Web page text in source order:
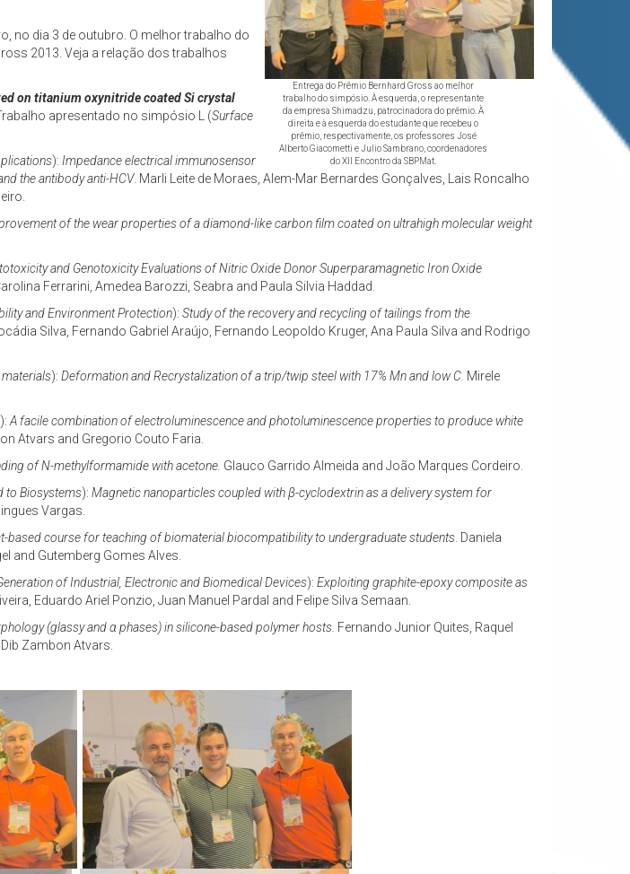
Entrega do Prêmio Bernhard Gross ao melhor
trabalho do simpósio. À esquerda, o representante
da empresa Shimadzu, patrocinadora do prêmio. À
direita e à esquerda do estudante que recebeu o
prêmio, respectivamente, os professores José
Alberto Giacometti e Julio Sambrano, coordenadores
do XII Encontro da SBPMat.
no dia 3 de outubro. O melhor trabalho do
2013. Veja a relação dos trabalhos
on titanium oxynitride coated Si crystal
Trabalho apresentado no simpósio L (Surface
): Impedance electrical immunosensor
the antibody anti-HCV. Marli Leite de Moraes, Alem-Mar Bernardes Gonçalves, Lais Roncalho
of the wear properties of a diamond-like carbon film coated on ultrahigh molecular weight
and Genotoxicity Evaluations of Nitric Oxide Donor Superparamagnetic Iron Oxide
Ferrarini, Amedea Barozzi, Seabra and Paula Silvia Haddad.
and Environment Protection): Study of the recovery and recycling of tailings from the
Silva, Fernando Gabriel Araújo, Fernando Leopoldo Kruger, Ana Paula Silva and Rodrigo
): Deformation and Recrystalization of a trip/twip steel with 17% Mn and low C. Mirele
): A facile combination of electroluminescence and photoluminescence properties to produce white
Atvars and Gregorio Couto Faria.
of N-methylformamide with acetone. Glauco Garrido Almeida and João Marques Cordeiro.
to Biosystems): Magnetic nanoparticles coupled withβ-cyclodextrin as a delivery system for
Vargas.
based course for teaching of biomaterial biocompatibility to undergraduate students . Daniela
and Gutemberg Gomes Alves.
of Industrial, Electronic and Biomedical Devices): Exploiting graphite-epoxy composite as
Eduardo Ariel Ponzio, Juan Manuel Pardal and Felipe Silva Semaan.
(glassy andα phases) in silicone-based polymer hosts. Fernando Junior Quites, Raquel
Zambon Atvars.